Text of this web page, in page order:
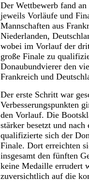
Der Wettbewerb fand an
jeweils Vorläufe und
Mannschaften aus
Niederlanden,
wobei im Vorlauf der
große Finale zu
Donaubundvierer den
Frankreich und
Der erste Schritt war
Verbesserungspunkten
den Vorlauf. Die
stärker besetzt und
qualifizierte sich der
Finale. Dort erreichten
insgesamt den fünften
keine Medaille errudert
zuversichtlich auf die